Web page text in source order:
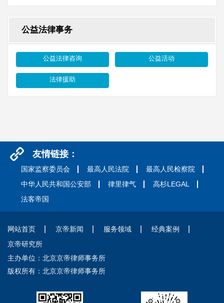
公益法律事务
公益法律咨询 公益活动
法律援助
友情链接：
国家监察委员会 最高人民法院
最高人民检察院
中华人民共和国公安部
律里律气
高杉LEGAL
法客帝国
网站首页 京帝新闻 服务领域
经典案例
京帝研究所
主办单位：北京京帝律师事务所
版权所有：北京京帝律师事务所